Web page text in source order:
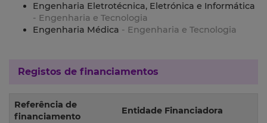
Engenharia Eletrotécnica, Eletrónica e Informática
- Engenharia e Tecnologia
Engenharia Médica - Engenharia e Tecnologia
Registos de financiamentos
Referência de
financiamento
Entidade Financiadora